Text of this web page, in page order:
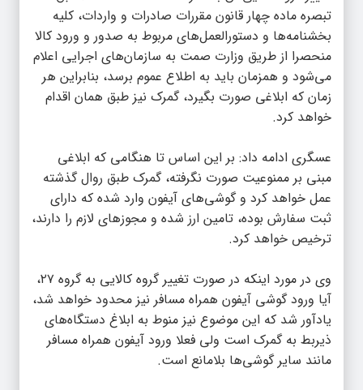
تبصره ماده چهار قانون مقررات صادرات و واردات، کلیه
بخشنامه‌ها و دستورالعمل‌های مربوط به صدور و ورود کالا
منحصرا از طریق وزارت صمت به سازمان‌های اجرایی اعلام
می‌شود و همزمان باید به اطلاع عموم برسد، بنابراین هر
زمان که ابلاغی صورت بگیرد، گمرک نیز طبق همان اقدام
خواهد کرد‌.‌
عسگری ادامه داد: بر این اساس تا هنگامی که ابلاغی
مبنی بر ممنوعیت صورت نگرفته، گمرک طبق روال گذشته
عمل خواهد کرد و گوشی‌های آیفون وارد شده که دارای
ثبت سفارش بوده، تامین ارز شده و مجوزهای لازم را دارند،‌
ترخیص خواهد کرد.
وی در مورد اینکه در صورت تغییر گروه کالایی به گروه ۲۷،
آیا ورود گوشی آیفون همراه مسافر نیز محدود خواهد شد،
یادآور شد که این موضوع نیز منوط به ابلاغ دستگاه‌های
ذیربط به گمرک است ولی فعلا ورود آیفون همراه مسافر
مانند سایر گوشی‌ها بلامانع است.